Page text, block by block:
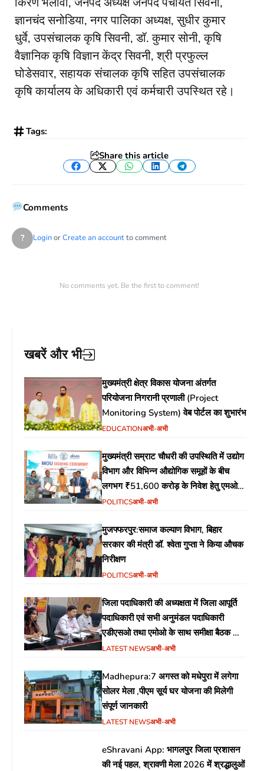
ज्ञानचंद सनोडिया, नगर पालिका अध्यक्ष, सुधीर कुमार
धुर्वे, उपसंचालक कृषि सिवनी, डॉ. कुमार सोनी, कृषि
वैज्ञानिक कृषि विज्ञान केंद्र सिवनी, श्री प्रफुल्ल
घोडेसवार, सहायक संचालक कृषि सहित उपसंचालक
कृषि कार्यालय के अधिकारी एवं कर्मचारी उपस्थित रहे।
Tags:
Share this article
Facebook
TwitterWhatsApp
LinkedInTelegram
Comments
? LoginorCreate an accountto comment
No comments yet. Be the first to comment!
खबरें और भी
मुख्यमंत्री क्षेत्र विकास योजना अंतर्गत
परियोजना निगरानी प्रणाली (Project
Monitoring System) वेब पोर्टल का शुभारंभ
EDUCATIONअभी-अभी
मुख्यमंत्री सम्राट चौधरी की उपस्थिति में उद्योग
विभाग और विभिन्न औद्योगिक समूहों के बीच
लगभग ₹51,600 करोड़ के निवेश हेतु एमओयू
(MoU) पर हस्ताक्षर
POLITICSअभी-अभी
मुजफ्फरपुर:समाज कल्याण विभाग, बिहार
सरकार की मंत्री डॉ. श्वेता गुप्ता ने किया औचक
निरीक्षण
POLITICSअभी-अभी
जिला पदाधिकारी की अध्यक्षता में जिला आपूर्ति
पदाधिकारी एवं सभी अनुमंडल पदाधिकारी
एडीएसओ तथा एमोओ के साथ समीक्षा बैठक का
आयोजन
LATEST NEWSअभी-अभी
Madhepura:7 अगस्त को मधेपुरा में लगेगा
सोलर मेला ,पीएम सूर्य घर योजना की मिलेगी
संपूर्ण जानकारी
LATEST NEWSअभी-अभी
eShravani App: भागलपुर जिला प्रशासन
की नई पहल, श्रावणी मेला 2026 में श्रद्धालुओं